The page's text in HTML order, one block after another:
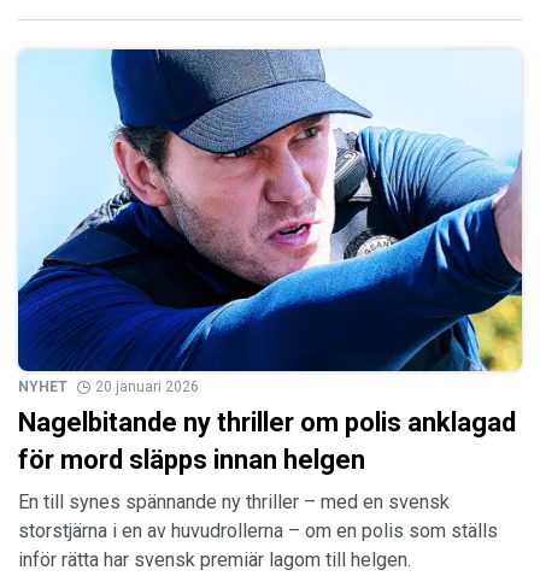
NYHET 20 januari 2026
Nagelbitande ny thriller om polis anklagad
för mord släpps innan helgen
En till synes spännande ny thriller – med en svensk
storstjärna i en av huvudrollerna – om en polis som ställs
inför rätta har svensk premiär lagom till helgen.